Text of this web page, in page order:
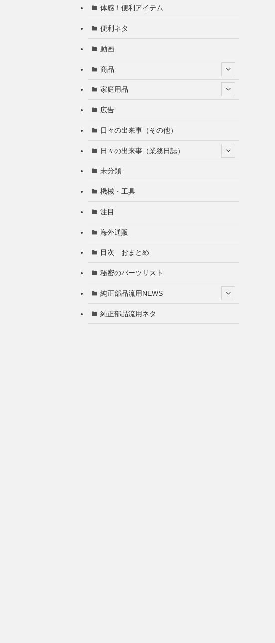
体感！便利アイテム
便利ネタ
動画
商品
家庭用品
広告
日々の出来事（その他）
日々の出来事（業務日誌）
未分類
機械・工具
注目
海外通販
目次 おまとめ
秘密のパーツリスト
純正部品流用NEWS
純正部品流用ネタ